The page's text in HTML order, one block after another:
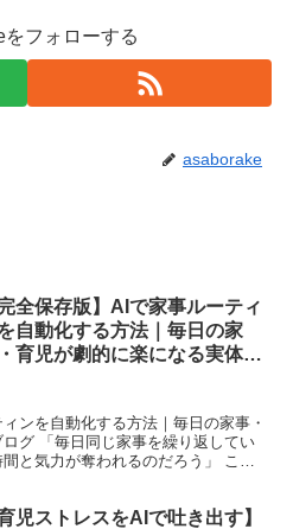
フォローする
asaborake
完全保存版】AIで家事ルーティ
自動化する方法｜毎日の家
育児が劇的に楽になる実体験
ンを自動化する方法｜毎日の家事・
グ 「毎日同じ家事を繰り返してい
と気力が奪われるのだろう」 これ
育児ストレスをAIで吐き出す】